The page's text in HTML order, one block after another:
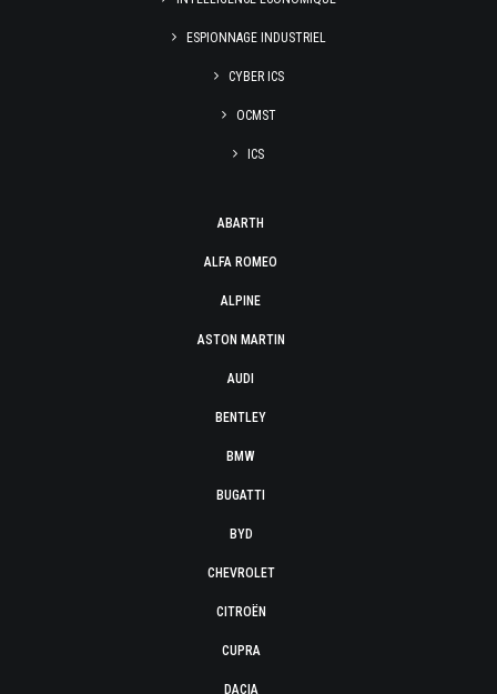
ESPIONNAGE INDUSTRIEL
CYBER ICS
OCMST
ICS
ABARTH
ALFA ROMEO
ALPINE
ASTON MARTIN
AUDI
BENTLEY
BMW
BUGATTI
BYD
CHEVROLET
CITROËN
CUPRA
DACIA